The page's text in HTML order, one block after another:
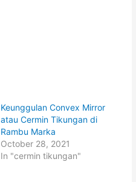
Keunggulan Convex Mirror
atau Cermin Tikungan di
Rambu Marka
October 28, 2021
In "cermin tikungan"